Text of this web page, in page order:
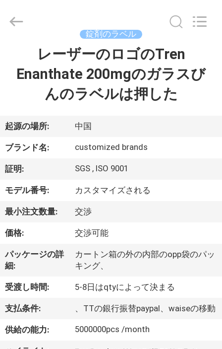
ダ
ク
ト
私
に
つ
い
て
工
2017
錠剤のラベル
レーザーのロゴのTren
Enanthate 200mgのガラスび
んのラベルは押した
起源の場所: 中国
ブランド名: customized brands
証明: SGS , ISO 9001
モデル番号: カスタマイズされる
最小注文数量: 交渉
価格: 交渉可能
パッケージの詳
細:
カートン箱の外の内部のopp袋のパッ
キング、
受渡し時間: 5-8日はqtyによって決まる
支払条件: 、TTの銀行振替paypal、waiseの移動
供給の能力: 5000000pcs /month